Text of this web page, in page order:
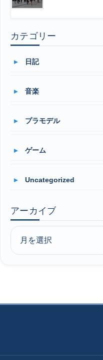
カテゴリー
日記
音楽
プラモデル
ゲーム
Uncategorized
アーカイブ